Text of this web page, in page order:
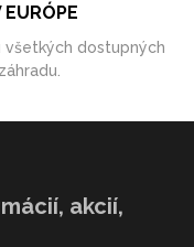
všetkých dostupných
akcií,